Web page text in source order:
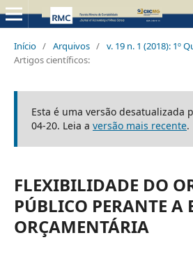
Início / Arquivos / v. 19 n. 1 (2018): 1º
Artigos científicos:
Esta é uma versão desatualizada
04-20. Leia a versão mais recente.
FLEXIBILIDADE DO
PÚBLICO PERANTE A
ORÇAMENTÁRIA